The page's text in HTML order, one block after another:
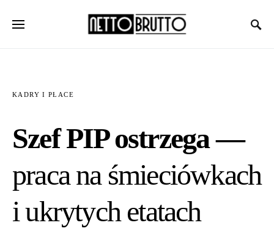
KADRY I PŁACE
Szef PIP ostrzega —
praca na śmieciówkach
i ukrytych etatach